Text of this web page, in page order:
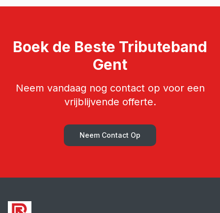
Boek de Beste Tributeband
Gent
Neem vandaag nog contact op voor een
vrijblijvende offerte.
Neem Contact Op